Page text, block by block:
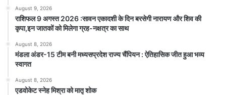
August 9, 2026
राशिफल 9 अगस्त 2026 :सावन एकादशी के दिन बरसेगी नारायण और शिव की
कृपा,इन जातकों को मिलेगा ग्रह-नक्षत्र का साथ
August 8, 2026
मंडला अंडर-15 टीम बनी मध्यसप्रदेश राज्य चैंपियन : ऐतिहासिक जीत हुआ भव्य
स्वागत
August 8, 2026
एडवोकेट स्नेह मिश्रा को मातृ शोक